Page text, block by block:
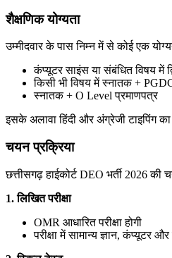
शैक्षणिक योग्यता
उम्मीदवार के पास निम्न में से कोई एक
कंप्यूटर साइंस या संबंधित विषय में
किसी भी विषय में स्नातक +
स्नातक + O Level प्रमाणपत्र
इसके अलावा हिंदी और अंग्रेजी टाइपिंग
चयन प्रक्रिया
छत्तीसगढ़ हाईकोर्ट DEO भर्ती 2026 की
1. लिखित परीक्षा
OMR आधारित परीक्षा होगी
परीक्षा में सामान्य ज्ञान, कंप्यूटर